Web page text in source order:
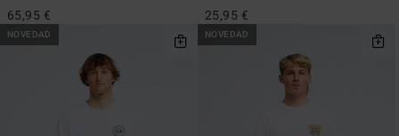
65,95 € 25,95 €
NOVEDAD NOVEDAD